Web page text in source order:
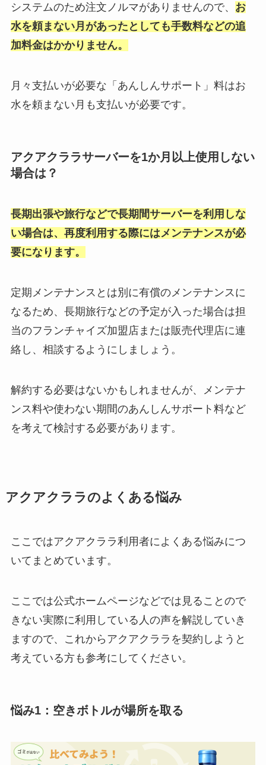
システムのため注文ノルマがありませんので、 お
水を頼まない月があったとしても手数料などの追
加料金はかかりません。
月々支払いが必要な「あんしんサポート」料はお
水を頼まない月も支払いが必要です。
アクアクララサーバーを1か月以上使用しない
場合は？
長期出張や旅行などで長期間サーバーを利用しな
い場合は、再度利用する際にはメンテナンスが必
要になります。
定期メンテナンスとは別に有償のメンテナンスに
なるため、長期旅行などの予定が入った場合は担
当のフランチャイズ加盟店または販売代理店に連
絡し、相談するようにしましょう。
解約する必要はないかもしれませんが、メンテナ
ンス料や使わない期間のあんしんサポート料など
を考えて検討する必要があります。
アクアクララのよくある悩み
ここではアクアクララ利用者によくある悩みにつ
いてまとめています。
ここでは公式ホームページなどでは見ることので
きない実際に利用している人の声を解説していき
ますので、これからアクアクララを契約しようと
考えている方も参考にしてください。
悩み1：空きボトルが場所を取る